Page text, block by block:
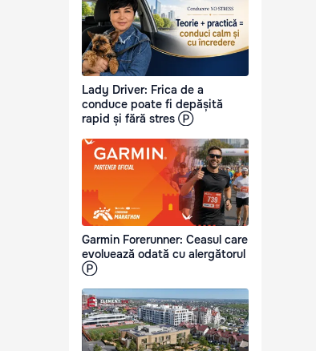
Lady Driver: Frica de a
conduce poate fi depășită
rapid și fără stres Ⓟ
Garmin Forerunner: Ceasul care
evoluează odată cu alergătorul
Ⓟ